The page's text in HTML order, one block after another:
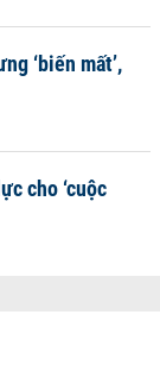
‘biến mất’,
cho ‘cuộc